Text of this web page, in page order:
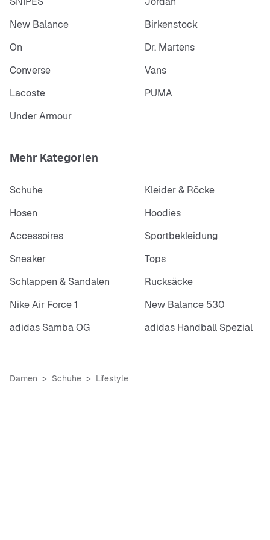
New Balance
Birkenstock
On
Dr. Martens
Converse
Vans
Lacoste
PUMA
Under Armour
Mehr Kategorien
Schuhe
Kleider & Röcke
Hosen
Hoodies
Accessoires
Sportbekleidung
Sneaker
Tops
Schlappen & Sandalen
Rucksäcke
Nike Air Force 1
New Balance 530
adidas Samba OG
adidas Handball Spezial
Damen Schuhe Lifestyle